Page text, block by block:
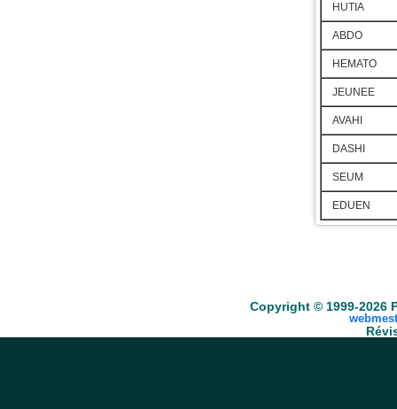
HUTIA
ABDO
HEMATO
JEUNEE
AVAHI
DASHI
SEUM
EDUEN
Copyright © 1999-2026